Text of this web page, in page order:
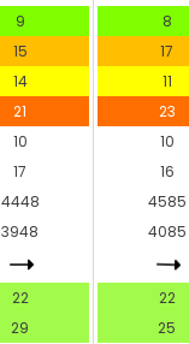
9
15
14
21
10
17
4448
3948
22
29
8
17
11
23
10
16
4585
4085
22
25